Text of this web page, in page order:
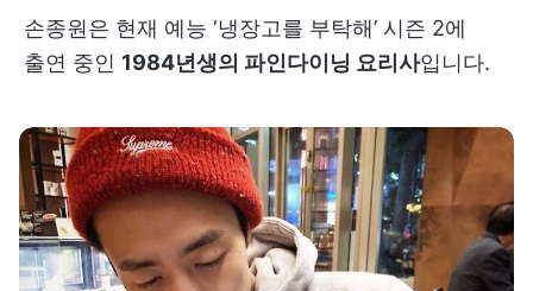
손종원은 현재 예능 ‘냉장고를 부탁해’ 시즌 2에
출연 중인 1984년생의 파인다이닝 요리사입니다.